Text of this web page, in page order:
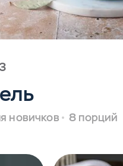
новичков 8 порций